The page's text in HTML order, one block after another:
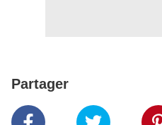
Partager